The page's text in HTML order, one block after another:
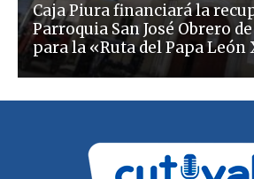
Caja Piura financiará la
Parroquia San José Obrero
para la «Ruta del Papa León